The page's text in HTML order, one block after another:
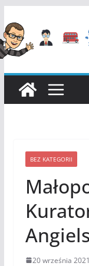
do
treści
BEZ KATEGORII
20 września 2021